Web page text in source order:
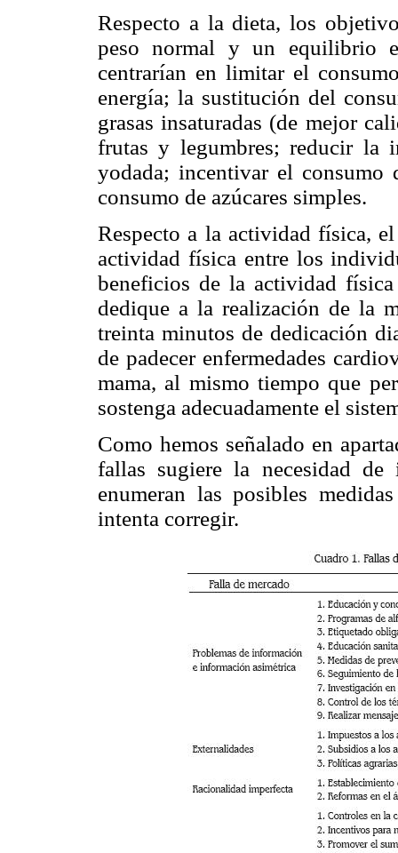
Respecto a la dieta, los
peso normal y un equilibrio
centrarían en limitar el
energía; la sustitución del
grasas insaturadas (de mejor
frutas y legumbres; reducir la
yodada; incentivar el
consumo de azúcares simples.
Respecto a la actividad física,
actividad física entre los
beneficios de la actividad
dedique a la realización de la
treinta minutos de dedicación
de padecer enfermedades
mama, al mismo tiempo que
sostenga adecuadamente el
Como hemos señalado en
fallas sugiere la necesidad
enumeran las posibles
intenta corregir.